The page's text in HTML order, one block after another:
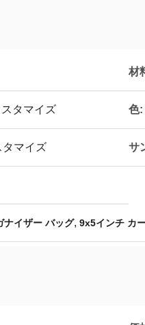
材
タマイズ 色:
タマイズ サ
ナイザー バッグ, 9x5インチ カ